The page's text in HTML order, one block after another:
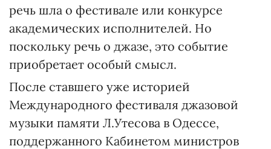
речь шла о фестивале или конкурсе
академических исполнителей. Но
поскольку речь о джазе, это событие
приобретает особый смысл.
После ставшего уже историей
Международного фестиваля джазовой
музыки памяти Л.Утесова в Одессе,
поддержанного Кабинетом министров